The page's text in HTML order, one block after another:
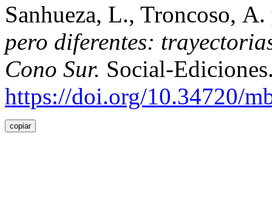
Sanhueza, L., Troncoso,
pero diferentes:
Cono Sur. Social-
https://doi.org/10.34720/
copiar